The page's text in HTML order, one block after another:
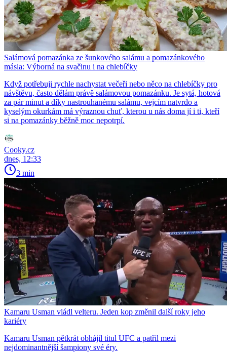
Salámová pomazánka ze šunkového salámu a pomazánkového
másla: Výborná na svačinu i na chlebíčky
Když potřebuji rychle nachystat večeři nebo něco na chlebíčky pro
návštěvu, často dělám právě salámovou pomazánku. Je sytá, hotová
za pár minut a díky nastrouhanému salámu, vejcím natvrdo a
kyselým okurkám má výraznou chuť, kterou u nás doma jí i ti, kteří
si na pomazánky běžně moc nepotrpí.
Cooky.cz
dnes, 12:33
3 min
Kamaru Usman vládl velteru. Jeden kop změnil další roky jeho
kariéry
Kamaru Usman pětkrát obhájil titul UFC a patřil mezi
nejdominantnější šampiony své éry.